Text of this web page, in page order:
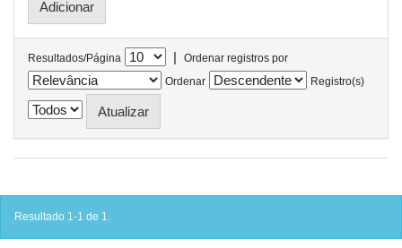
Resultados/Página |
Ordenar registros por
Ordenar
Registro(s)
Resultado 1-1 de 1.